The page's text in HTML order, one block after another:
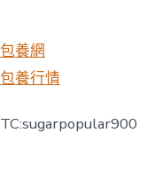
包養網
包養行情
TC:sugarpopular900